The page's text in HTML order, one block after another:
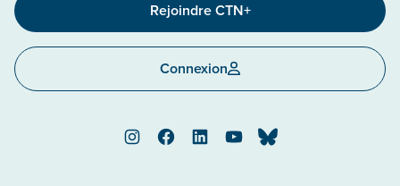
Rejoindre CTN+
Connexion
InstagramFacebookLinkedInYouTubeBluesky